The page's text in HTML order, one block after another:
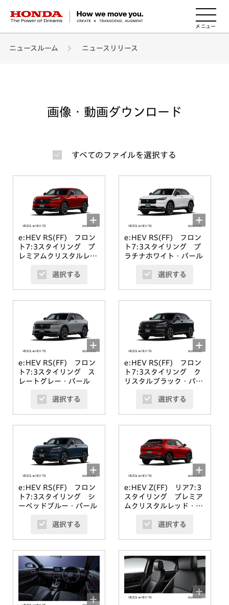
HONDA The Power of Dreams
ニュースルーム ニュースリリース
画像・動画ダウンロード
すべてのファイルを選択する
e:HEV RS(FF) フロン
ト7:3スタイリング プ
レミアムクリスタルレッ
選択する
e:HEV RS(FF) フロン
ト7:3スタイリング プ
ラチナホワイト・パール
選択する
e:HEV RS(FF) フロン
ト7:3スタイリング ス
レートグレー・パール
選択する
e:HEV RS(FF) フロン
ト7:3スタイリング ク
リスタルブラック・パー
選択する
e:HEV RS(FF) フロン
ト7:3スタイリング シ
ーベッドブルー・パール
選択する
e:HEV Z(FF) リア7:3
スタイリング プレミア
ムクリスタルレッド・メ
選択する